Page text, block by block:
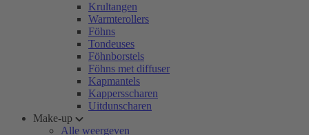
Krultangen
Warmterollers
Föhns
Tondeuses
Föhnborstels
Föhns met diffuser
Kapmantels
Kappersscharen
Uitdunscharen
Make-up
Alle weergeven